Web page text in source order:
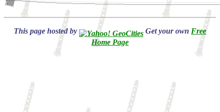
This page hosted by Get your own Free
Home Page